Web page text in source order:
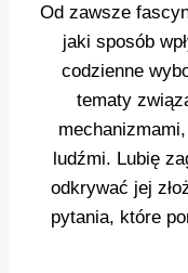
Od zawsze
jaki sposób
codzienne
tematy
ludźmi. Lubię
odkrywać jej
pytania, które